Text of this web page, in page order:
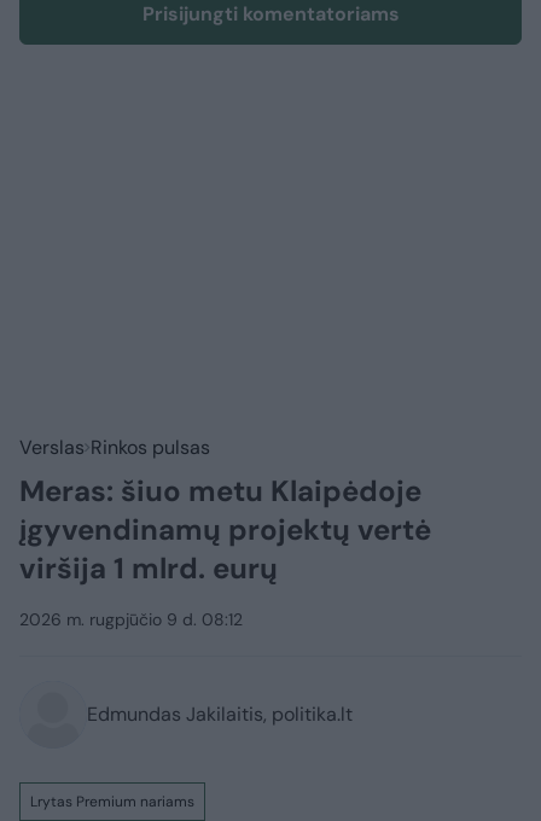
Prisijungti komentatoriams
Verslas Rinkos pulsas
Meras: šiuo metu Klaipėdoje
įgyvendinamų projektų vertė
viršija 1 mlrd. eurų
2026 m. rugpjūčio 9 d. 08:12
Edmundas Jakilaitis, politika.lt
Lrytas Premium nariams